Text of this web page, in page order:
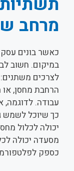
מרחב
כאשר בונים
במיקום. חשוב
לצרכים
הרחבת מחסן,
עבודה.
כך שיוכל לשמש
יכולה לכלול
מסעדה יכולה
כספק